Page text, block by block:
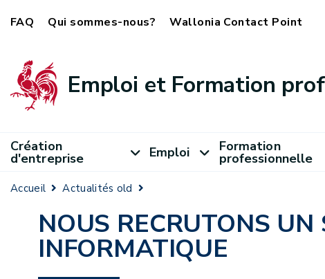
FAQ Qui sommes-nous? Wallonia Contact Point
Emploi et Formation
Création
d'entreprise Emploi Formation
professionnelle
Accueil Actualités old
NOUS RECRUTONS UN
INFORMATIQUE